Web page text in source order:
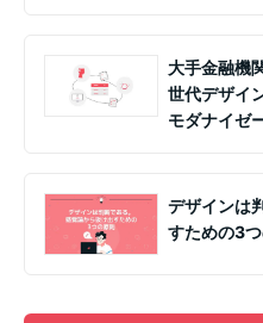
大手金融機
世代デザイ
モダナイゼ
デザインは
すための3